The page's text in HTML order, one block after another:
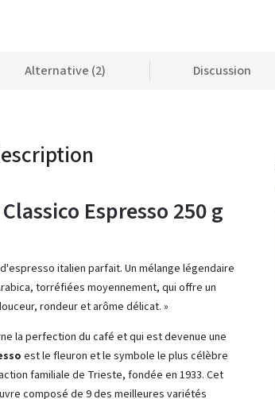
Alternative (2) Discussion
Espresso 250 g
italien parfait. Un mélange légendaire
torréfiées moyennement, qui offre un
rondeur et arôme délicat. »
la perfection du café et qui est devenue une
est le fleuron et le symbole le plus célèbre
familiale de Trieste, fondée en 1933. Cet
composé de 9 des meilleures variétés